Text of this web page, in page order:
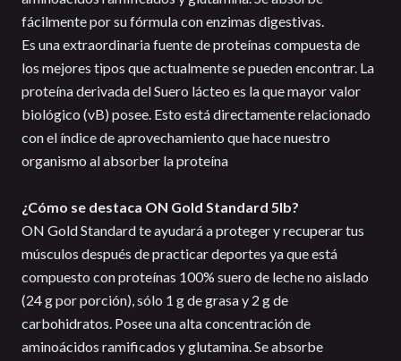
fácilmente por su fórmula con enzimas digestivas.
Es una extraordinaria fuente de proteínas compuesta de
los mejores tipos que actualmente se pueden encontrar. La
proteína derivada del Suero lácteo es la que mayor valor
biológico (vB) posee. Esto está directamente relacionado
con el índice de aprovechamiento que hace nuestro
organismo al absorber la proteína
¿Cómo se destaca ON Gold Standard 5lb?
ON Gold Standard te ayudará a proteger y recuperar tus
músculos después de practicar deportes ya que está
compuesto con proteínas 100% suero de leche no aislado
(24 g por porción), sólo 1 g de grasa y 2 g de
carbohidratos. Posee una alta concentración de
aminoácidos ramificados y glutamina. Se absorbe